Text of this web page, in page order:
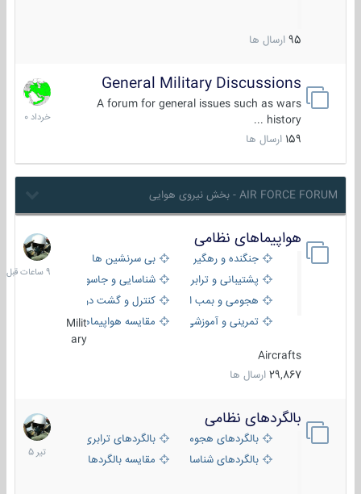
95 ارسال ها
General Military Discussions
A forum for general issues such as wars
history ...
159 ارسال ها
10
خرداد
1400
AIR FORCE FORUM - بخش نیروی هوایی
هواپیماهای نظامی
جنگنده و رهگیر
بی سرنشین ها
پشتیبانی و ترابری
شناسایی و جاسوسی
هجومی و بمب افکن
کنترل و گشت دریایی
تمرینی و آموزشی
مقایسه هواپیماهاMilit
ary
Aircrafts
29,867 ارسال ها
9
ساعات
قبل
بالگردهای نظامی
بالگردهای هجومی
بالگردهای ترابری
بالگردهای شناسایی
مقایسه بالگردها
22
تیر
1405